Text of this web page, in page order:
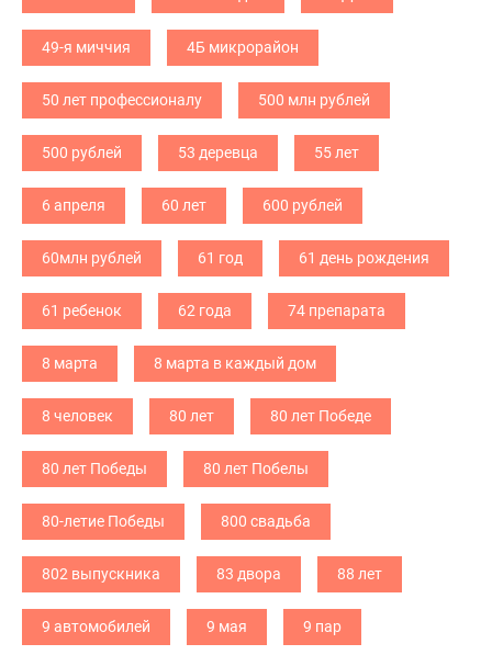
49-я миччия 4Б микрорайон
50 лет профессионалу 500 млн рублей
500 рублей 53 деревца 55 лет
6 апреля 60 лет 600 рублей
60млн рублей 61 год 61 день рождения
61 ребенок 62 года 74 препарата
8 марта 8 марта в каждый дом
8 человек 80 лет 80 лет Победе
80 лет Победы 80 лет Побелы
80-летие Победы 800 свадьба
802 выпускника 83 двора 88 лет
9 автомобилей 9 мая 9 пар